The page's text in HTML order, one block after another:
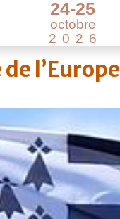
24-25
octobre
20 2 6
l’Europe